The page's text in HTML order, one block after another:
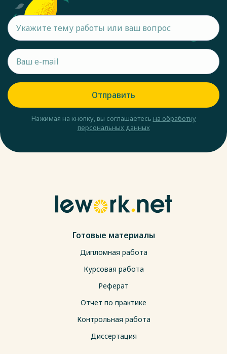
Отправить
Нажимая на кнопку, вы соглашаетесь на обработку
персональных данных
Готовые материалы
Дипломная работа
Курсовая работа
Реферат
Отчет по практике
Контрольная работа
Диссертация